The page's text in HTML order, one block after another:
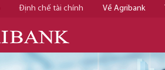
Định chế tài chính Về Agribank